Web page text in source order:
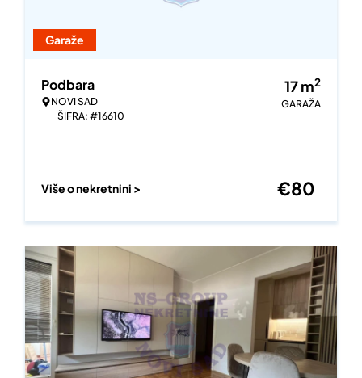
Garaže
Podbara
NOVI SAD
ŠIFRA: #16610
17m2
GARAŽA
Više o nekretnini > €80